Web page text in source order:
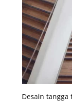
Desain